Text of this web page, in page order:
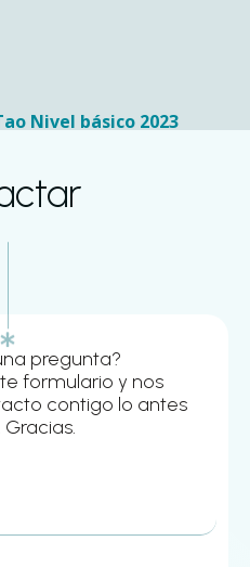
Nivel básico 2023
pregunta?
formulario y nos
contigo lo antes
Gracias.